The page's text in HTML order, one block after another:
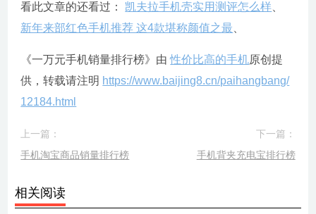
看此文章的还看过： 凯夫拉手机壳实用测评怎么样
新年来部红色手机推荐 这4款堪称颜值之最
《一万元手机销量排行榜》由性价比高的手机原创提
供，转载请注明 https://www.baijing8.cn/paihangbang/
12184.html
上一篇：
手机淘宝商品销量排行榜
下一篇：
手机背夹充电宝排行榜
相关阅读